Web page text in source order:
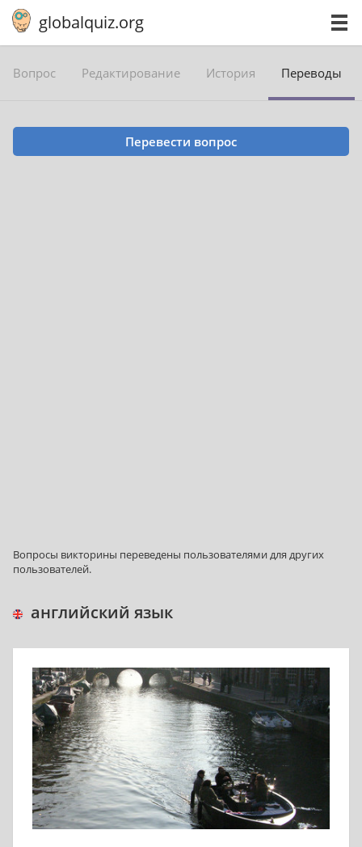
globalquiz.org
Вопрос Редактирование История Переводы
Перевести вопрос
Bопросы викторины переведены пользователями для других
пользователей.
английский язык